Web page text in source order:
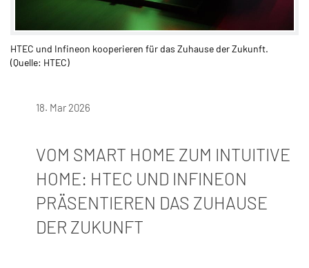
HTEC und Infineon kooperieren für das Zuhause der Zukunft.
(Quelle: HTEC)
18. Mar 2026
VOM SMART HOME ZUM INTUITIVE
HOME: HTEC UND INFINEON
PRÄSENTIEREN DAS ZUHAUSE
DER ZUKUNFT​